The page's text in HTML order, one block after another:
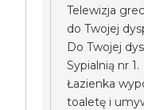
Telewizja
do Twojej
Do Twojej
Sypialnią nr 1.
Łazienka
toaletę i